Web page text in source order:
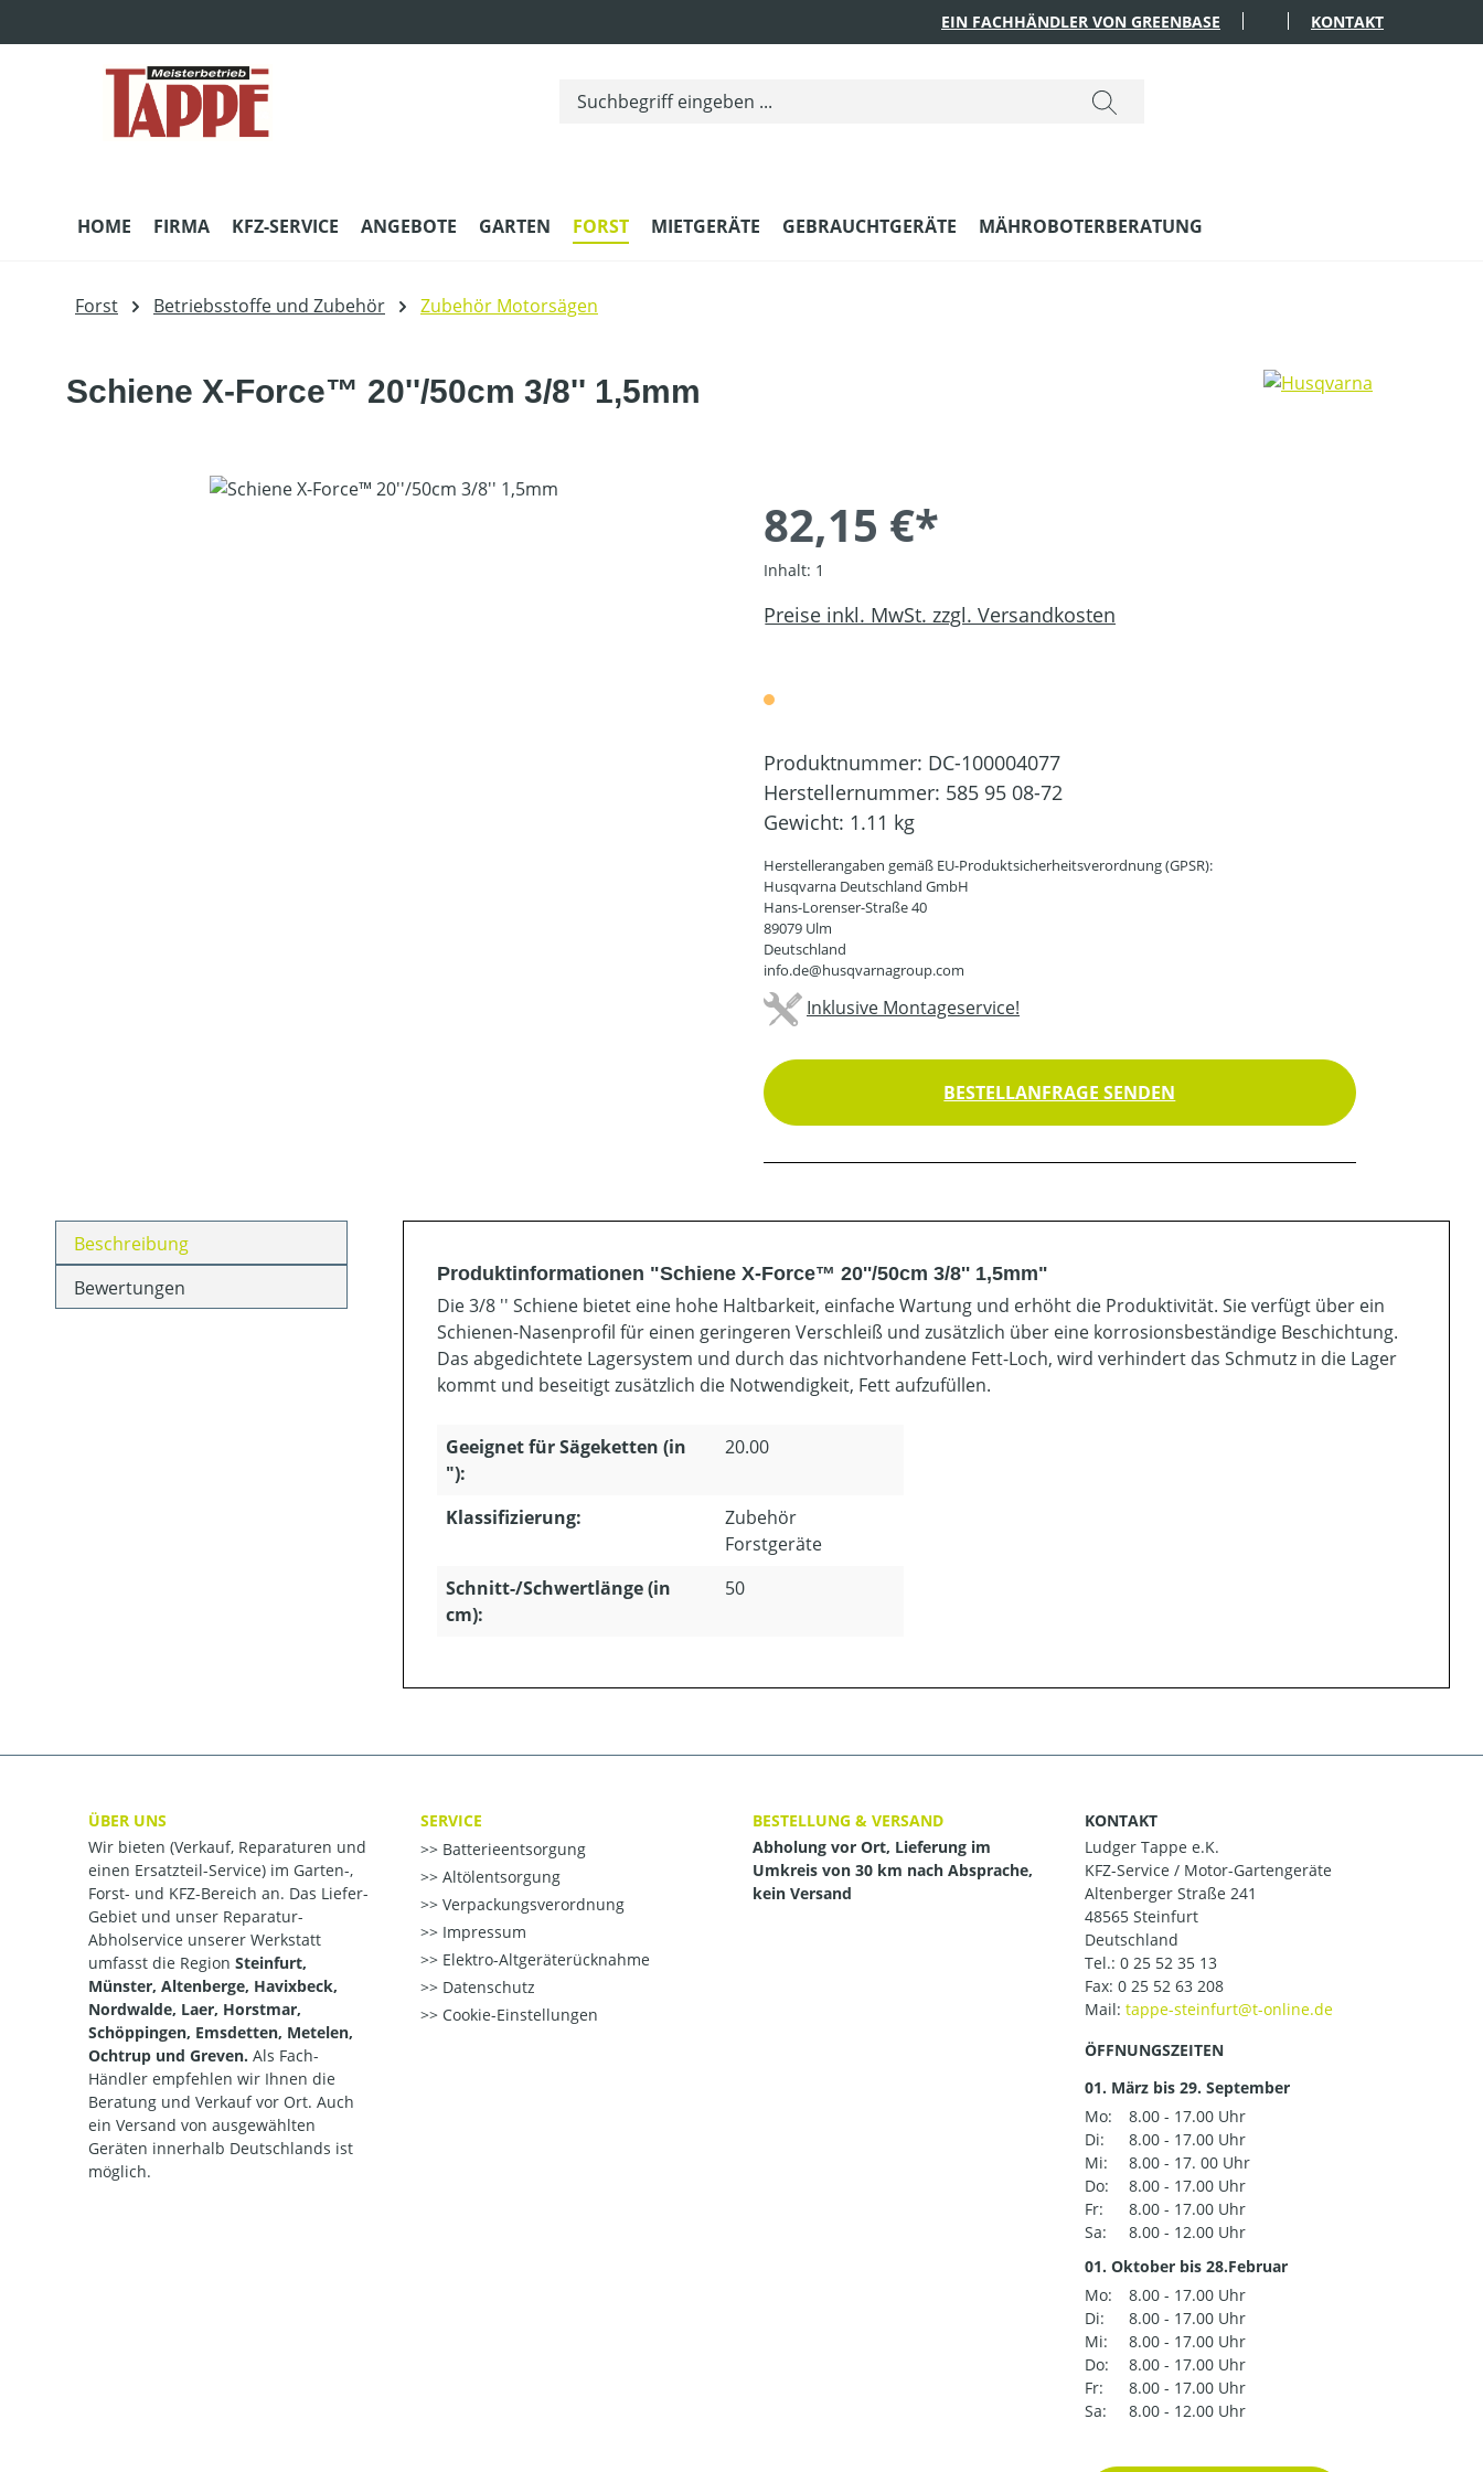
EIN FACHHÄNDLER VON GREENBASE KONTAKT
HOME FIRMA KFZ-SERVICE ANGEBOTE GARTEN FORST MIETGERÄTE GEBRAUCHTGERÄTE MÄHROBOTERBERATUNG
Forst Betriebsstoffe und Zubehör Zubehör Motorsägen
Schiene X-Force™ 20''/50cm 3/8'' 1,5mm
Bildergalerie überspringen
82,15 €*
Inhalt: 1
Preise inkl. MwSt. zzgl. Versandkosten
Produktnummer: DC-100004077
Herstellernummer: 585 95 08-72
Gewicht: 1.11 kg
Herstellerangaben gemäß EU-Produktsicherheitsverordnung (GPSR):
Husqvarna Deutschland GmbH
Hans-Lorenser-Straße 40
89079 Ulm
Deutschland
info.de@husqvarnagroup.com
Inklusive Montageservice!
BESTELLANFRAGE SENDEN
Beschreibung
Bewertungen
Produktinformationen "Schiene X-Force™ 20''/50cm 3/8'' 1,5mm"
Die 3/8 '' Schiene bietet eine hohe Haltbarkeit, einfache Wartung und erhöht die Produktivität. Sie verfügt über ein
Schienen-Nasenprofil für einen geringeren Verschleiß und zusätzlich über eine korrosionsbeständige Beschichtung.
Das abgedichtete Lagersystem und durch das nichtvorhandene Fett-Loch, wird verhindert das Schmutz in die Lager
kommt und beseitigt zusätzlich die Notwendigkeit, Fett aufzufüllen.
Geeignet für Sägeketten (in
"):
20.00
Klassifizierung:
Zubehör
Forstgeräte
Schnitt-/Schwertlänge (in
cm):
50
ÜBER UNS
Wir bieten (Verkauf, Reparaturen und
einen Ersatzteil-Service) im Garten-,
Forst- und KFZ-Bereich an. Das Liefer-
Gebiet und unser Reparatur-
Abholservice unserer Werkstatt
umfasst die Region Steinfurt,
Münster, Altenberge, Havixbeck,
Nordwalde, Laer, Horstmar,
Schöppingen, Emsdetten, Metelen,
Ochtrup und Greven. Als Fach-
Händler empfehlen wir Ihnen die
Beratung und Verkauf vor Ort. Auch
ein Versand von ausgewählten
Geräten innerhalb Deutschlands ist
möglich.
SERVICE
Batterieentsorgung
Altölentsorgung
Verpackungsverordnung
Impressum
Elektro-Altgeräterücknahme
Datenschutz
Cookie-Einstellungen
BESTELLUNG & VERSAND
Abholung vor Ort, Lieferung im
Umkreis von 30 km nach Absprache,
kein Versand
KONTAKT
Ludger Tappe e.K.
KFZ-Service / Motor-Gartengeräte
Altenberger Straße 241
48565 Steinfurt
Deutschland
Tel.: 0 25 52 35 13
Fax: 0 25 52 63 208
Mail:
ÖFFNUNGSZEITEN
01. März bis 29. September
Mo:
8.00 - 17.00 Uhr
Di:
8.00 - 17.00 Uhr
Mi:
8.00 - 17. 00 Uhr
Do:
8.00 - 17.00 Uhr
Fr:
8.00 - 17.00 Uhr
Sa:
8.00 - 12.00 Uhr
01. Oktober bis 28.Februar
Mo:
8.00 - 17.00 Uhr
Di:
8.00 - 17.00 Uhr
Mi:
8.00 - 17.00 Uhr
Do:
8.00 - 17.00 Uhr
Fr:
8.00 - 17.00 Uhr
Sa:
8.00 - 12.00 Uhr